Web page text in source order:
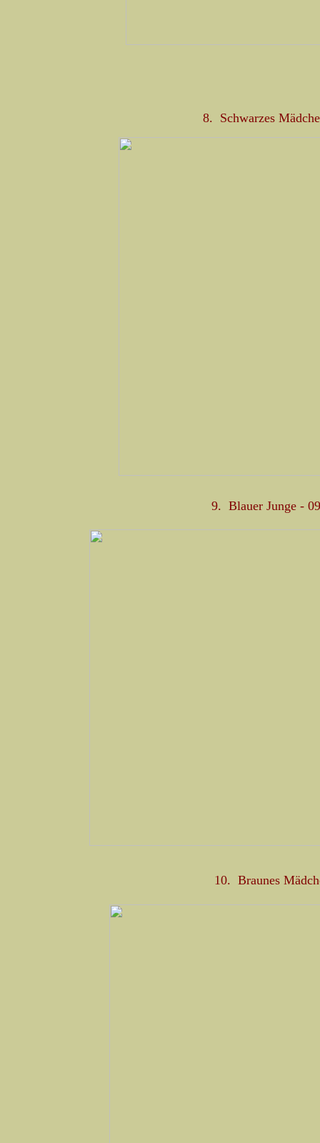
8. Schwarzes
9. Blauer Junge -
10. Braunes